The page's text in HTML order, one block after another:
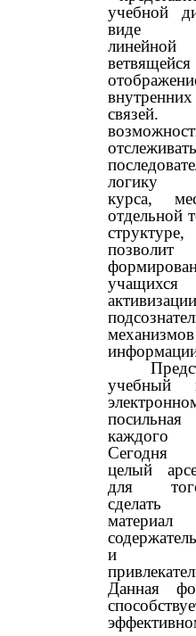
учебной
виде
связей.
логику
курса,
отдельной
позволит
учебный
Сегодня
целый
для
и
Данная